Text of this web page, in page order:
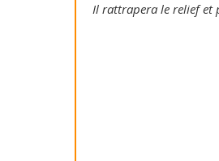
Il rattrapera le relief et